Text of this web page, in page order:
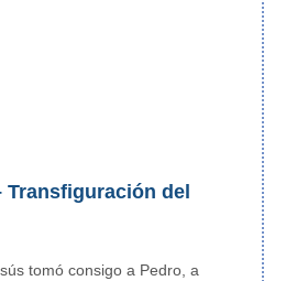
Transfiguración del
tomó consigo a Pedro, a